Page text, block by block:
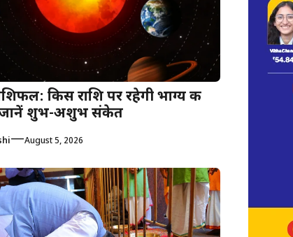
किस राशि पर रहेगी भाग्य की
जानें शुभ-अशुभ संकेत
—August 5, 2026